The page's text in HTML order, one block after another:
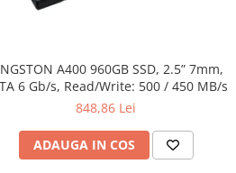
A400 960GB SSD, 2.5” 7mm,
6 Gb/s, Read/Write: 500 / 450 MB/s
848,86 Lei
ADAUGA IN COS